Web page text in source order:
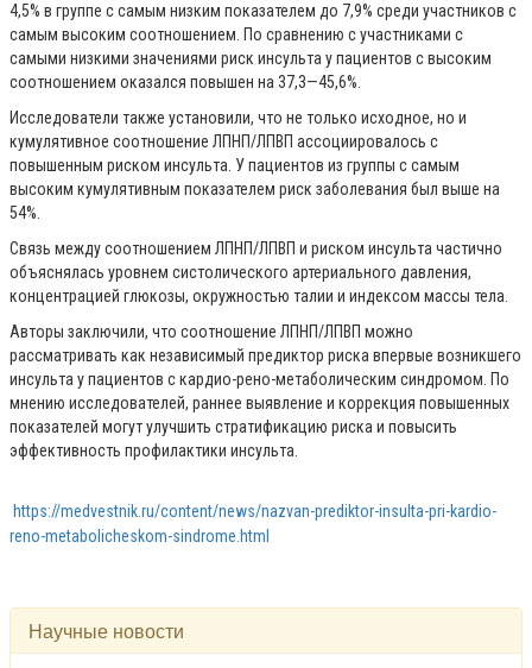
4,5% в группе с самым низким показателем до 7,9% среди участников с
самым высоким соотношением. По сравнению с участниками с
самыми низкими значениями риск инсульта у пациентов с высоким
соотношением оказался повышен на 37,3—45,6%.
Исследователи также установили, что не только исходное, но и
кумулятивное соотношение ЛПНП/ЛПВП ассоциировалось с
повышенным риском инсульта. У пациентов из группы с самым
высоким кумулятивным показателем риск заболевания был выше на
54%.
Связь между соотношением ЛПНП/ЛПВП и риском инсульта частично
объяснялась уровнем систолического артериального давления,
концентрацией глюкозы, окружностью талии и индексом массы тела.
Авторы заключили, что соотношение ЛПНП/ЛПВП можно
рассматривать как независимый предиктор риска впервые возникшего
инсульта у пациентов с кардио-рено-метаболическим синдромом. По
мнению исследователей, раннее выявление и коррекция повышенных
показателей могут улучшить стратификацию риска и повысить
эффективность профилактики инсульта.
https://medvestnik.ru/content/news/nazvan-prediktor-insulta-pri-kardio-
reno-metabolicheskom-sindrome.html
Научные новости